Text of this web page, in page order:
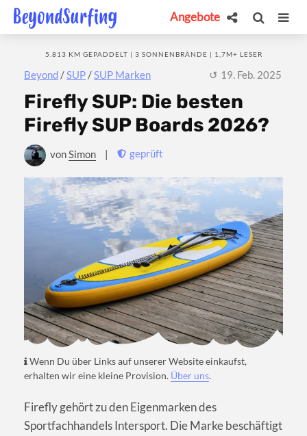
Angebote
Beyond /SUP /SUP Marken
5.813 KM GEPADDELT | 3 SONNENBRÄNDE | 1,7M+ LESER
19. Feb. 2025
Firefly SUP: Die besten
Firefly SUP Boards 2026?
vonSimon | geprüft
Wenn Du über Links auf unserer Website einkaufst,
erhalten wir eine kleine Provision. Über uns.
Firefly gehört zu den Eigenmarken des
Sportfachhandels Intersport. Die Marke beschäftigt